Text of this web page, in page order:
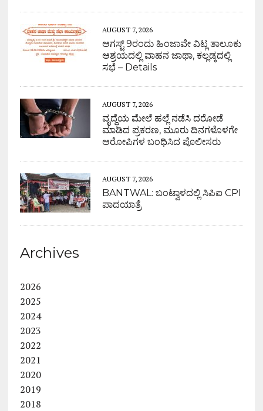
AUGUST 7, 2026
ಆಗಸ್ಟ್ 9ರಂದು ಹಿಂಜಾವೇ ವಿಟ್ಲ ತಾಲೂಕು
ಆಶ್ರಯದಲ್ಲಿ ವಾಹನ ಜಾಥಾ, ಕಲ್ಲಡ್ಕದಲ್ಲಿ
ಸಭೆ – Details
AUGUST 7, 2026
ವೃದ್ಧೆಯ ಮೇಲೆ ಹಲ್ಲೆ ನಡೆಸಿ ದರೋಡೆ
ಮಾಡಿದ ಪ್ರಕರಣ, ಮೂರು ದಿನಗಳೊಳಗೇ
ಆರೋಪಿಗಳ ಬಂಧಿಸಿದ ಪೊಲೀಸರು
AUGUST 7, 2026
BANTWAL: ಬಂಟ್ವಾಳದಲ್ಲಿ ಸಿಪಿಐ CPI
ಪಾದಯಾತ್ರೆ
Archives
2026
2025
2024
2023
2022
2021
2020
2019
2018